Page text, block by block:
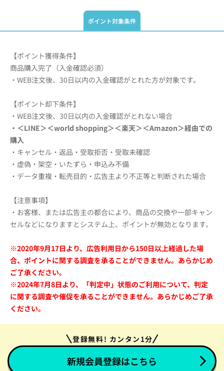
ポイント対象条件
【ポイント獲得条件】
商品購入完了（入金確認必須）
・WEB注文後、30日以内の入金確認がとれた方が対象です。
【ポイント却下条件】
・WEB注文後、30日以内の入金確認がとれない場合
・＜LINE＞＜world shopping＞＜楽天＞＜Amazon＞経由での
購入
・キャンセル・返品・受取拒否・受取未確認
・虚偽・架空・いたずら・申込み不備
・データ重複・転売目的・広告主より不正等と判断された場合
【注意事項】
・お客様、または広告主の都合により、商品の交換や一部キャン
セルなどになりますとシステム上、ポイントが無効となります。
※2020年9月17日より、広告利用日から150日以上経過した場
合、ポイントに関する調査を承ることができません。あらかじめ
ご了承ください。
※2024年7月8日より、「判定中」状態のご利用について、判定
に関する調査や催促を承ることができません。あらかじめご了承
ください。
登録無料! カンタン1分
新規会員登録はこちら